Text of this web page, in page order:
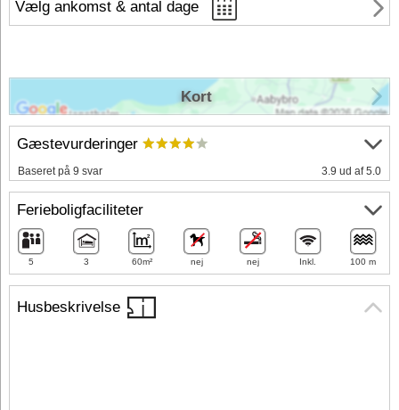
Vælg ankomst & antal dage
Husbeskrivelse
Gæstevurderinger
Baseret på 9 svar 3.9 ud af 5.0
Ferieboligfaciliteter
5 3 60m² nej nej Inkl. 100 m
Kort